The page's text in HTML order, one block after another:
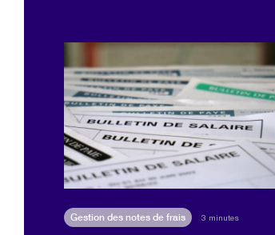
Gestion des notes de frais 3 minutes